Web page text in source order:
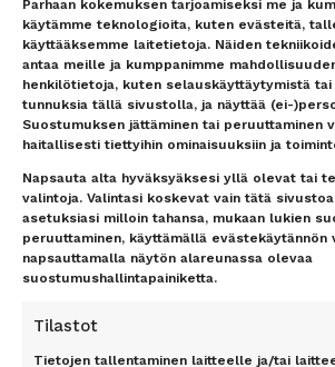
Parhaan kokemuksen tarjoamiseksi me ja
käytämme teknologioita, kuten evästeitä,
käyttääksemme laitetietoja. Näiden
antaa meille ja kumppanimme
henkilötietoja, kuten selauskäyttäytymistä
tunnuksia tällä sivustolla, ja näyttää (ei-
Suostumuksen jättäminen tai peruuttaminen
haitallisesti tiettyihin ominaisuuksiin ja
Napsauta alta hyväksyäksesi yllä olevat tai
valintoja. Valintasi koskevat vain tätä
asetuksiasi milloin tahansa, mukaan lukien
peruuttaminen, käyttämällä evästekäytännön
napsauttamalla näytön alareunassa olevaa
suostumushallintapainiketta.
Tilastot
Tietojen tallentaminen laitteelle ja/tai
Lennot
Hotellit
Lähetä tarjouspyyntö
lennoista/hotellista –
vastaamme nopeasti
Lentokenttäkuljetus
Matkatavarat
Lentokenttäpysäköinti
Lounge-palvelut
Lahjakortti
Matkarahoitus
Uutiskirje
Lähetä
Uutiset
Evästeet